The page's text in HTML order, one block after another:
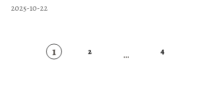
2025-10-22
1 2 ... 4